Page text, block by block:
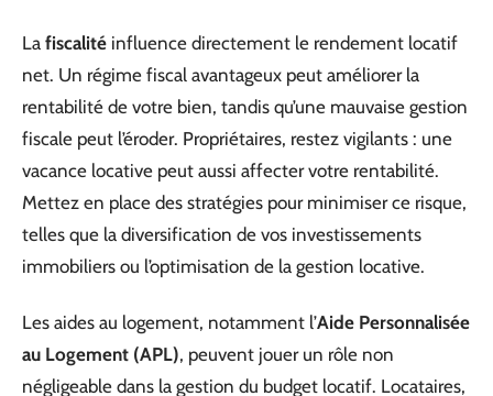
La fiscalité influence directement le rendement locatif
net. Un régime fiscal avantageux peut améliorer la
rentabilité de votre bien, tandis qu’une mauvaise gestion
fiscale peut l’éroder. Propriétaires, restez vigilants : une
vacance locative peut aussi affecter votre rentabilité.
Mettez en place des stratégies pour minimiser ce risque,
telles que la diversification de vos investissements
immobiliers ou l’optimisation de la gestion locative.
Les aides au logement, notamment l’Aide Personnalisée
au Logement (APL), peuvent jouer un rôle non
négligeable dans la gestion du budget locatif. Locataires,